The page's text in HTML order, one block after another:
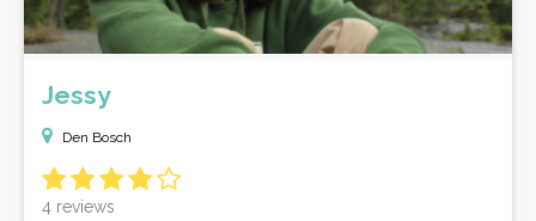
Jessy
Den Bosch
4 reviews